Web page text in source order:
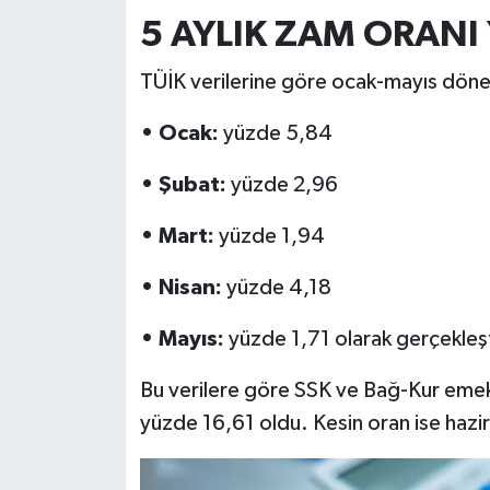
5 AYLIK ZAM
TÜİK verilerine göre ocak-mayıs
• Ocak: yüzde 5,84
• Şubat: yüzde 2,96
• Mart: yüzde 1,94
• Nisan: yüzde 4,18
• Mayıs: yüzde 1,71 olarak
Bu verilere göre SSK ve Bağ-Kur
yüzde 16,61 oldu. Kesin oran ise